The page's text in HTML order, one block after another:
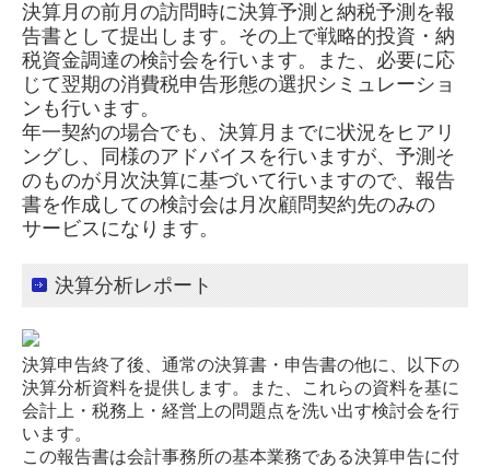
決算月の前月の訪問時に決算予測と納税予測を報
告書として提出します。その上で戦略的投資・納
税資金調達の検討会を行います。また、必要に応
じて翌期の消費税申告形態の選択シミュレーショ
ンも行います。
年一契約の場合でも、決算月までに状況をヒアリ
ングし、同様のアドバイスを行いますが、予測そ
のものが月次決算に基づいて行いますので、報告
書を作成しての検討会は月次顧問契約先のみの
サービスになります。
決算分析レポート
決算申告終了後、通常の決算書・申告書の他に、以下の
決算分析資料を提供します。また、これらの資料を基に
会計上・税務上・経営上の問題点を洗い出す検討会を行
います。
この報告書は会計事務所の基本業務である決算申告に付